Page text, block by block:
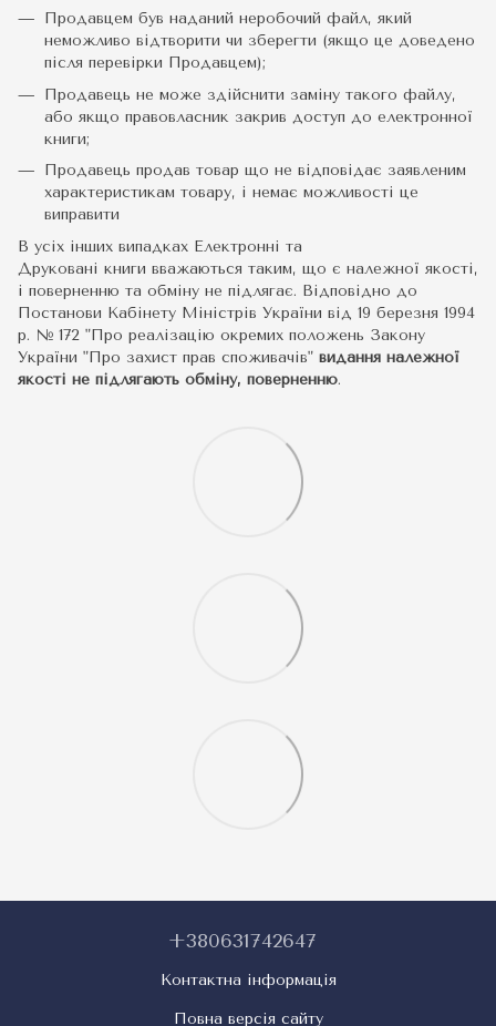
Продавцем був наданий неробочий файл, який
неможливо відтворити чи зберегти (якщо це доведено
після перевірки Продавцем);
Продавець не може здійснити заміну такого файлу,
або якщо правовласник закрив доступ до електронної
книги;
Продавець продав товар що не відповідає заявленим
характеристикам товару, і немає можливості це
виправити
В усіх інших випадках Електронні та
Друковані книги вважаються таким, що є належної якості,
і поверненню та обміну не підлягає. Відповідно до
Постанови Кабінету Міністрів України від 19 березня 1994
р. № 172 "Про реалізацію окремих положень Закону
України "Про захист прав споживачів" видання належної
якості не підлягають обміну, поверненню.
+380631742647
Контактна інформація
Повна версія сайту